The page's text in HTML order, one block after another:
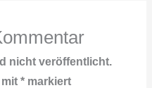
nicht veröffentlicht.
*markiert